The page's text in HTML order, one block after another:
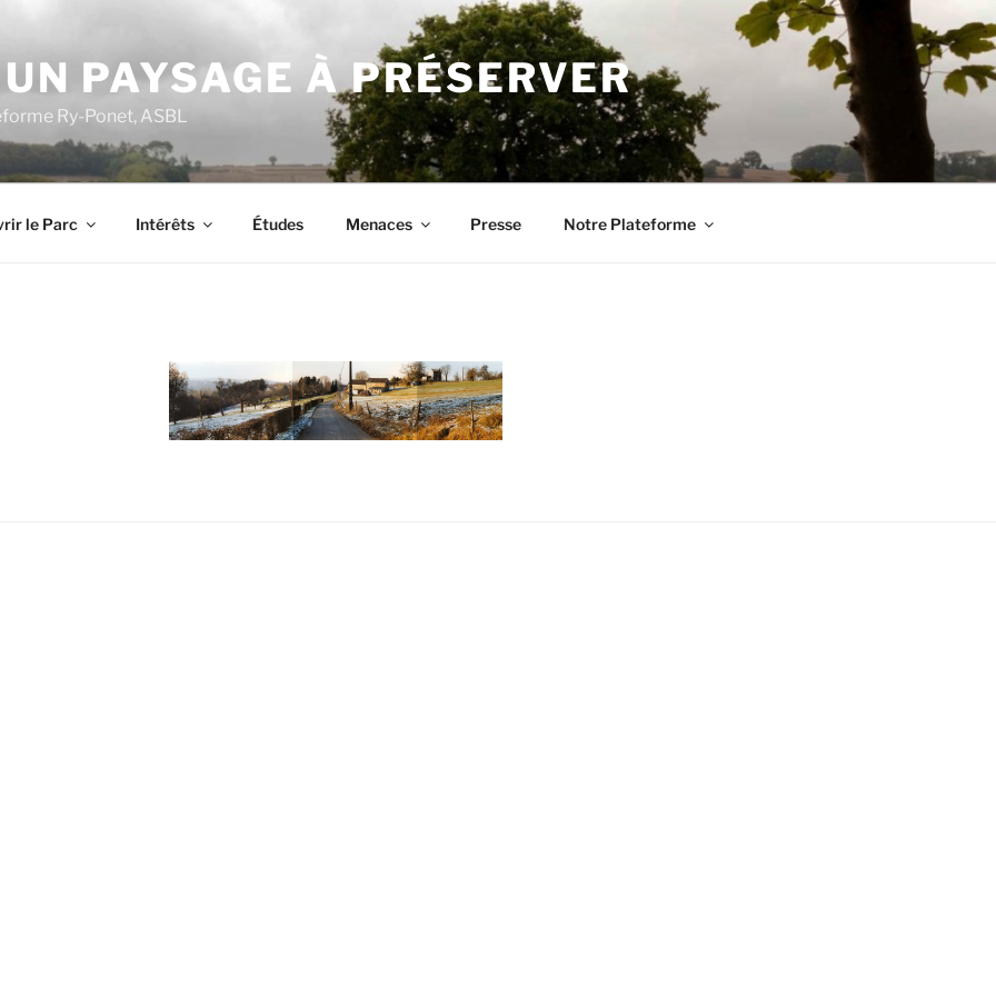
PAYSAGE À PRÉSERVER
Ry-Ponet, ASBL
le Parc Intérêts Études Menaces Presse Notre Plateforme